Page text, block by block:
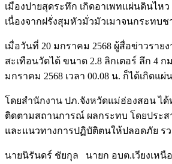
เมืองปายสุดระทึก เกิดอาเพทแผ่นดินไห
เนื่องจากฝรั่งสุมหัวมั่วมัวเมาจนกระทบช
เมื่อวันที่ 20 มกราคม 2568 ผู้สื่อข่าวราย
สะเทือนวัดได้ ขนาด 2.8 ลิกเตอร์ ลึก 4
มกราคม 2568 เวลา 00.08 น. ก็ได้เกิด
โดยสำนักงาน ปภ.จังหวัดแม่ฮ่องสอน ไ
ติดตามสถานการณ์ ผลกระทบ โดยประ
และแนวทางการปฏิบัติตนให้ปลอดภัย ร
นายนิรันดร์ ชัยกุล นายก อบต.เวียงเหนื